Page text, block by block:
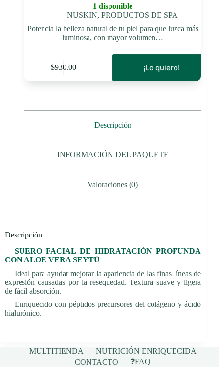
1 disponible
NUSKIN,PRODUCTOS DE SPA
Potencia la belleza natural de tu piel para que luzca más
luminosa, con mayor volumen…
$930.00 ¡Lo quiero!
Descripción
INFORMACIÓN DEL PAQUETE
Valoraciones (0)
Descripción
SUERO FACIAL DE HIDRATACIÓN PROFUNDA
CON ALOE VERA SEYTÚ
Ideal para ayudar mejorar la apariencia de las finas líneas de
expresión causadas por la resequedad. Textura suave y ligera
de fácil absorción.
Enriquecido con péptidos precursores del colágeno y ácido
hialurónico.
MULTITIENDA
NUTRICIÓN ENRIQUECIDA
CONTACTO
❓FAQ